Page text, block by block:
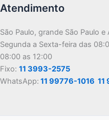
Atendimento
São Paulo, grande São Paulo e
Segunda a Sexta-feira das
08:00 as 12:00
Fixo: 11 3993-2575
WhatsApp: 11 99776-1016 11